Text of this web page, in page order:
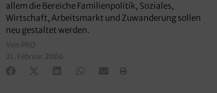
allem die Bereiche Familienpolitik, Soziales,
Wirtschaft, Arbeitsmarkt und Zuwanderung sollen
neu gestaltet werden.
Von PRO
21. Februar 2006